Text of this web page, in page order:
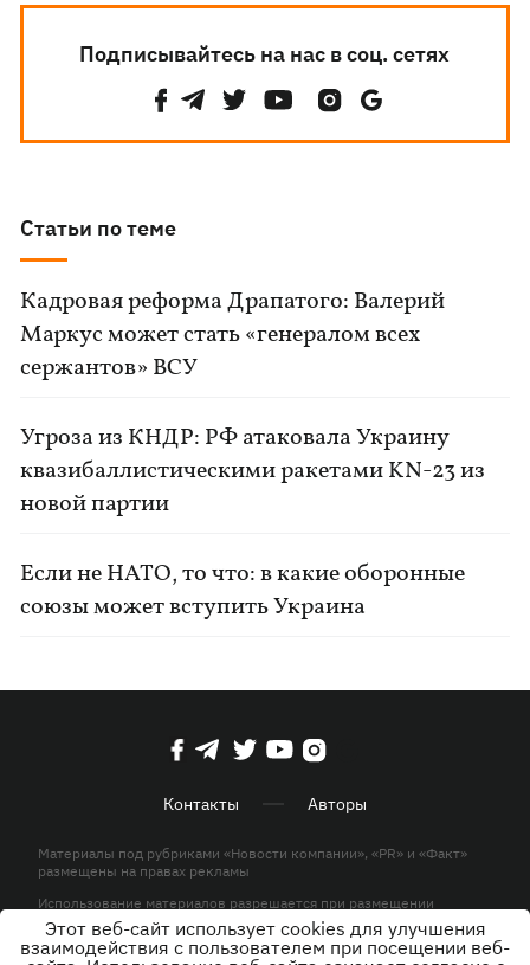
Подписывайтесь на нас в соц. сетях
Статьи по теме
Кадровая реформа Драпатого: Валерий
Маркус может стать «генералом всех
сержантов» ВСУ
Угроза из КНДР: РФ атаковала Украину
квазибаллистическими ракетами KN-23 из
новой партии
Если не НАТО, то что: в какие оборонные
союзы может вступить Украина
Контакты Авторы
Материалы под рубриками «Новости компании», «PR» и «Факт»
размещены на правах рекламы
Использование материалов разрешается при размещении
активной гиперссылки на KP.UA в первом абзаце.
© ООО «ЮЛАВ МЕДИА»,2026. Все права защищены.
Этот веб-сайт использует cookies для улучшения
взаимодействия с пользователем при посещении веб-